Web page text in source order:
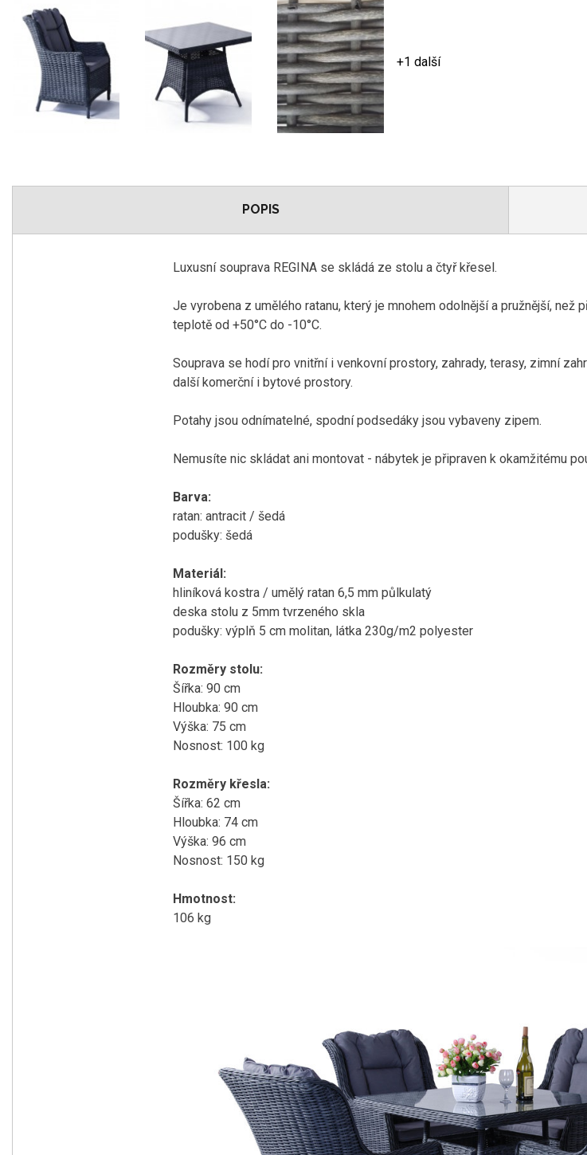
+1 další
POPIS
Luxusní souprava REGINA se skládá ze stolu a čtyř křesel.
Je vyrobena z umělého ratanu, který je mnohem odolnější a pružnější, než
teplotě od +50°C do -10°C.
Souprava se hodí pro vnitřní i venkovní prostory, zahrady, terasy, zimní
další komerční i bytové prostory.
Potahy jsou odnímatelné, spodní podsedáky jsou vybaveny zipem.
Nemusíte nic skládat ani montovat - nábytek je připraven k okamžitému
Barva:
ratan: antracit / šedá
podušky: šedá
Materiál:
hliníková kostra / umělý ratan 6,5 mm půlkulatý
deska stolu z 5mm tvrzeného skla
podušky: výplň 5 cm molitan, látka 230g/m2 polyester
Rozměry stolu:
Šířka: 90 cm
Hloubka: 90 cm
Výška: 75 cm
Nosnost: 100 kg
Rozměry křesla:
Šířka: 62 cm
Hloubka: 74 cm
Výška: 96 cm
Nosnost: 150 kg
Hmotnost:
106 kg